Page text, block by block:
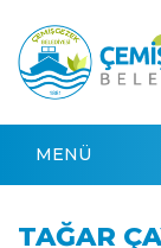
MENÜ
TAĞAR